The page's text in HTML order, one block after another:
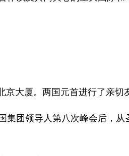
大厦。两国元首进行了亲切
领导人第八次峰会后，从